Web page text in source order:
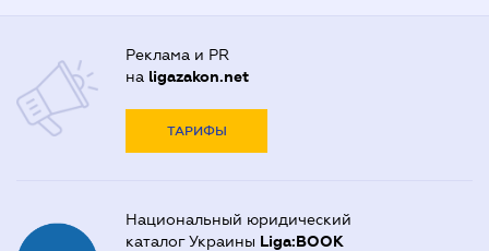
Реклама и PR
на ligazakon.net
ТАРИФЫ
Национальный юридический
каталог Украины Liga:BOOK